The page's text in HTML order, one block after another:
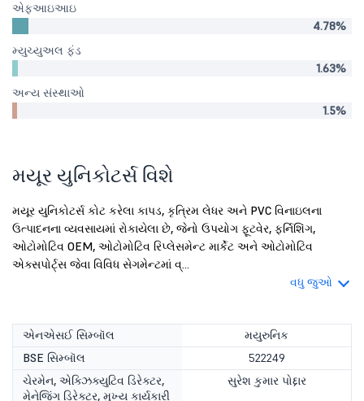
એફઆઇઆઇ
4.78%
મ્યુચ્યુઅલ ફંડ
1.63%
અન્ય સંસ્થાઓ
1.5%
મયૂર યુનિકોટર્સ વિશે
મયૂર યુનિકોટર્સ કોટ કરેલા કાપડ, કૃત્રિમ લેધર અને PVC વિનાઇલના
ઉત્પાદનના વ્યવસાયમાં રોકાયેલા છે, જેનો ઉપયોગ ફૂટવેર, ફર્નિશિંગ,
ઓટોમોટિવ OEM, ઓટોમોટિવ રિપ્લેસમેન્ટ માર્કેટ અને ઓટોમોટિવ
એક્સપોર્ટ્સ જેવા વિવિધ સેગમેન્ટમાં વ્...
વધુ જુઓ
એનએસઈ સિમ્બૉલ
મયુરુનિક
BSE સિમ્બૉલ
522249
ચેરમેન, એક્ઝિક્યુટિવ ડિરેક્ટર,
મેનેજિંગ ડિરેક્ટર, મુખ્ય કાર્યકારી
સુરેશ કુમાર પોદ્દાર